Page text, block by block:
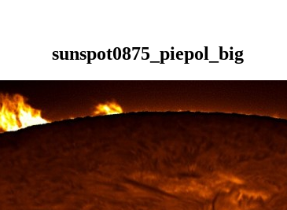
sunspot0875_piepol_big